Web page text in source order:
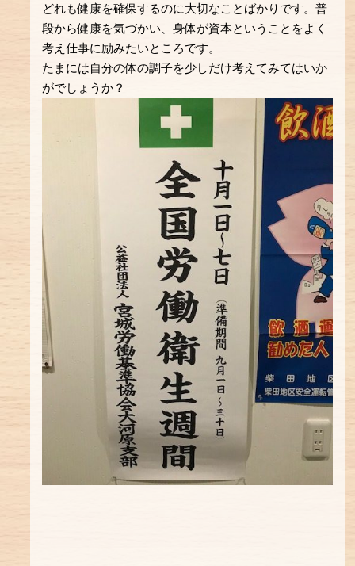
どれも健康を確保するのに大切なことばかりです。普
段から健康を気づかい、身体が資本ということをよく
考え仕事に励みたいところです。
たまには自分の体の調子を少しだけ考えてみてはいか
がでしょうか？